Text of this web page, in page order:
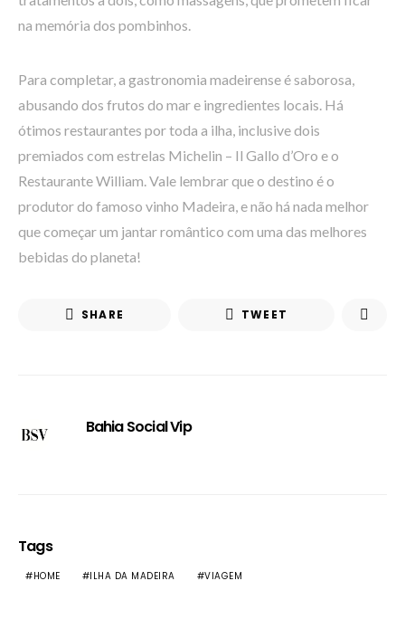
na memória dos pombinhos.
Para completar, a gastronomia madeirense é saborosa,
abusando dos frutos do mar e ingredientes locais. Há
ótimos restaurantes por toda a ilha, inclusive dois
premiados com estrelas Michelin – Il Gallo d’Oro e o
Restaurante William. Vale lembrar que o destino é o
produtor do famoso vinho Madeira, e não há nada melhor
que começar um jantar romântico com uma das melhores
bebidas do planeta!
SHARE TWEET
Bahia Social Vip
Tags
HOME ILHA DA MADEIRA VIAGEM